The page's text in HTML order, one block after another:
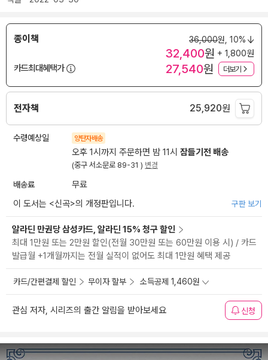
종이책 36,000원, 10%
32,400원 + 1,800원
카드최대혜택가
27,540원 더보기
전자책 25,920원
수령예상일 양탄자배송
오후 1시까지 주문하면 밤 11시 잠들기전 배송
(중구 서소문로 89-31 ) 변경
배송료
무료
이 도서는 <신곡>의 개정판입니다. 구판 보기
알라딘 만권당 삼성카드, 알라딘 15% 청구 할인
최대 1만원 또는 2만원 할인(전월 30만원 또는 60만원 이용 시) / 카드
발급월 +1개월까지는 전월 실적이 없어도 최대 1만원 혜택 제공
카드/간편결제 할인 무이자 할부 소득공제 1,460원
관심 저자, 시리즈의 출간 알림을 받아보세요 신청